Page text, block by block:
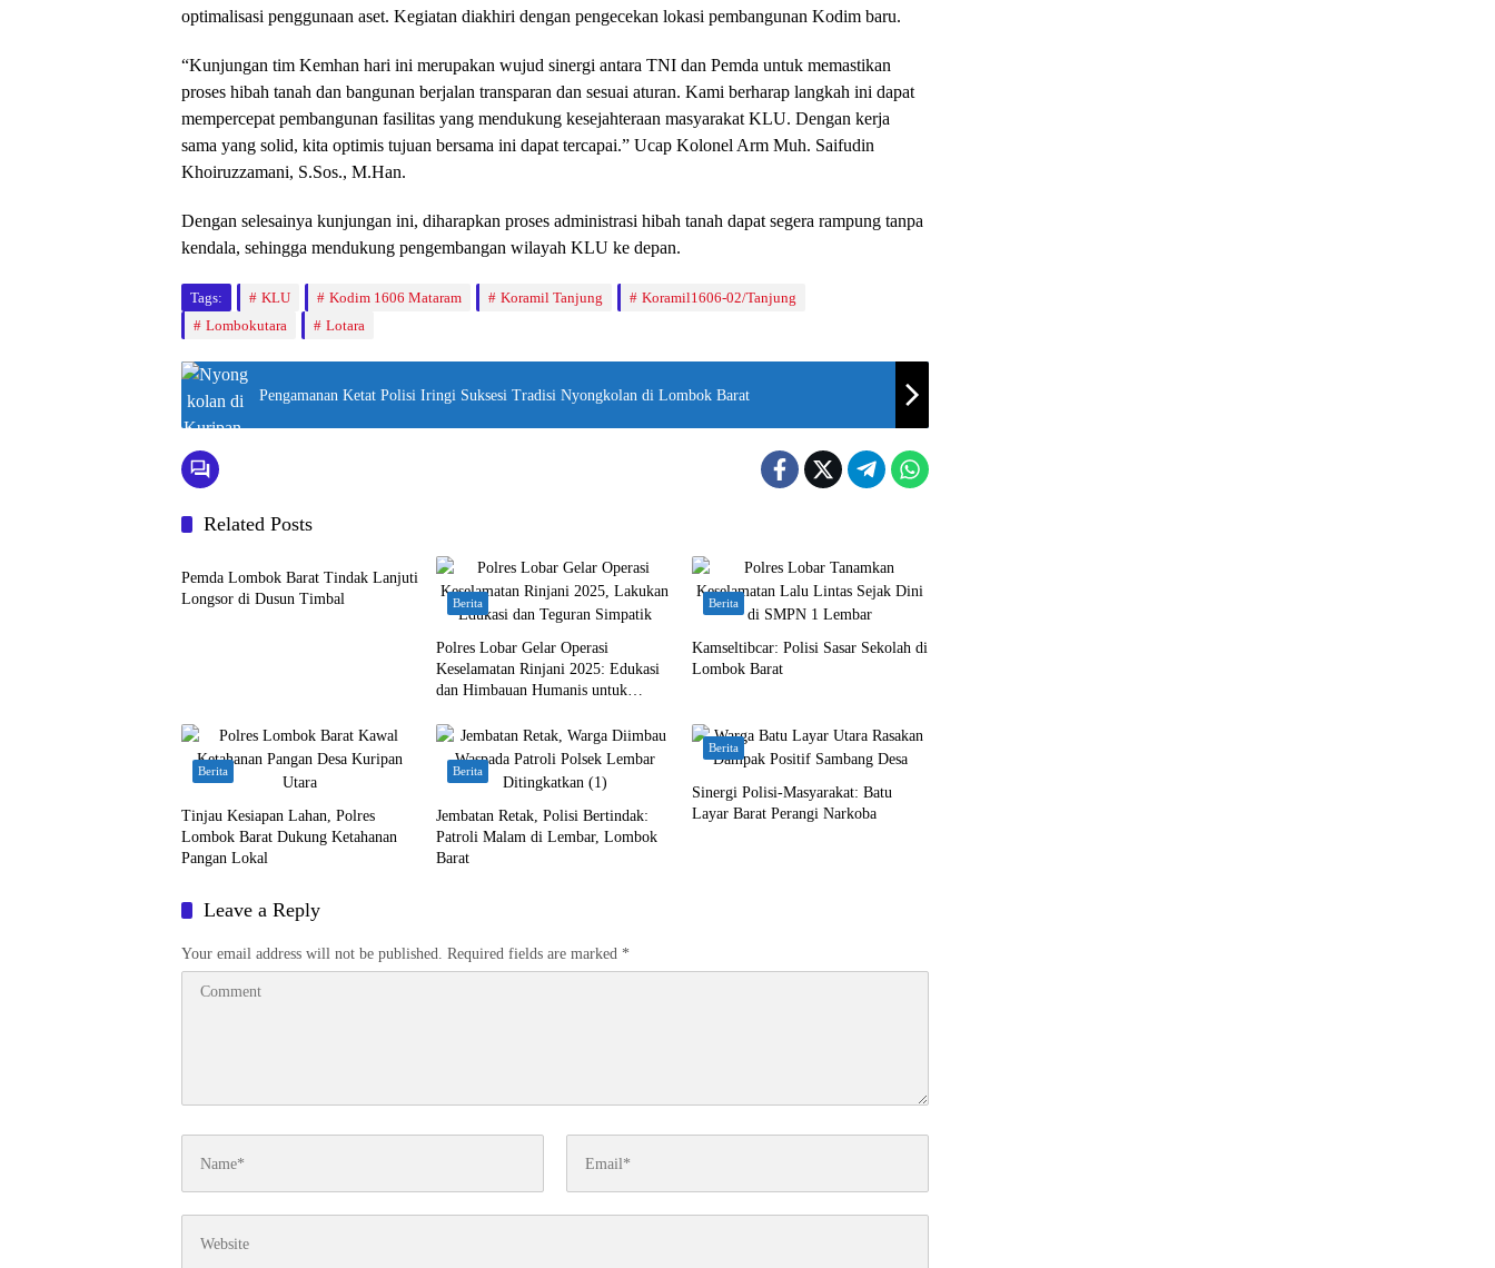
optimalisasi penggunaan aset. Kegiatan diakhiri dengan pengecekan lokasi pembangunan Kodim baru.
“Kunjungan tim Kemhan hari ini merupakan wujud sinergi antara TNI dan Pemda untuk memastikan
proses hibah tanah dan bangunan berjalan transparan dan sesuai aturan. Kami berharap langkah ini dapat
mempercepat pembangunan fasilitas yang mendukung kesejahteraan masyarakat KLU. Dengan kerja
sama yang solid, kita optimis tujuan bersama ini dapat tercapai.” Ucap Kolonel Arm Muh. Saifudin
Khoiruzzamani, S.Sos., M.Han.
Dengan selesainya kunjungan ini, diharapkan proses administrasi hibah tanah dapat segera rampung tanpa
kendala, sehingga mendukung pengembangan wilayah KLU ke depan.
Tags: KLU Kodim 1606 Mataram Koramil Tanjung
Koramil1606-02/Tanjung
Lombokutara
Lotara
Pengamanan Ketat Polisi Iringi Suksesi Tradisi Nyongkolan di Lombok Barat
Related Posts
Bali Nusra
Pemda Lombok Barat Tindak Lanjuti
Longsor di Dusun Timbal
Berita
Polres Lobar Gelar Operasi
Keselamatan Rinjani 2025: Edukasi
dan Himbauan Humanis untuk
Berita
Kamseltibcar: Polisi Sasar Sekolah di
Lombok Barat
Berita
Tinjau Kesiapan Lahan, Polres
Lombok Barat Dukung Ketahanan
Pangan Lokal
Berita
Jembatan Retak, Polisi Bertindak:
Patroli Malam di Lembar, Lombok
Barat
Berita
Sinergi Polisi-Masyarakat: Batu
Layar Barat Perangi Narkoba
Leave a Reply
Your email address will not be published. Required fields are marked *